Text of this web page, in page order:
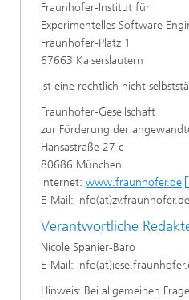
Fraunhofer-Institut für
Experimentelles Software
Fraunhofer-Platz 1
67663 Kaiserslautern
ist eine rechtlich nicht
Fraunhofer-Gesellschaft
zur Förderung der
Hansastraße 27 c
80686 München
Internet: www.fraunhofer.de
E-Mail: info(at)zv.fraunhofer.de
Verantwortliche
Nicole Spanier-Baro
E-Mail:
Hinweis: Bei allgemeinen